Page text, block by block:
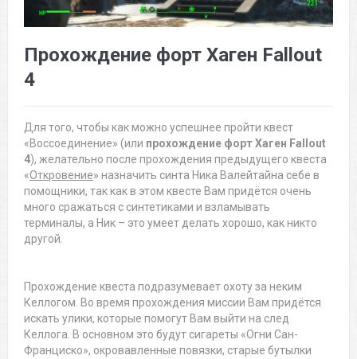
Прохождение форт Хаген Fallout
4
Для того, чтобы как можно успешнее пройти квест
«Воссоединение» (или прохождение форт Хаген Fallout
4), желательно после прохождения предыдущего квеста
«Откровение» назначить синта Ника Валейтайна себе в
помощники, так как в этом квесте Вам придётся очень
много сражаться с синтетиками и взламывать
терминалы, а Ник – это умеет делать хорошо, как никто
другой.
Прохождение квеста подразумевает охоту за неким
Келлогом. Во время прохождения миссии Вам придётся
искать улики, которые помогут Вам выйти на след
Келлога. В основном это будут сигареты «Огни Сан-
Франциско», окровавленные повязки, старые бутылки